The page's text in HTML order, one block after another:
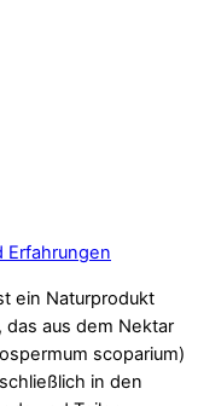
Erfahrungen
ein Naturprodukt
aus dem Nektar
scoparium)
in den